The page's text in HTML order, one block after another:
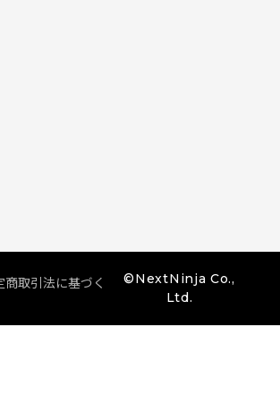
商取引法に基づく
©NextNinja Co.,
Ltd.